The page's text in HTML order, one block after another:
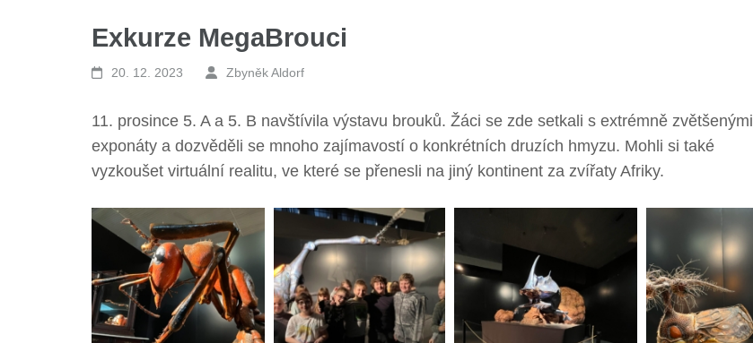
Exkurze MegaBrouci
20. 12. 2023 Zbyněk Aldorf
11. prosince 5. A a 5. B navštívila výstavu brouků. Žáci se zde setkali s extrémně zvětšenými
exponáty a dozvěděli se mnoho zajímavostí o konkrétních druzích hmyzu. Mohli si také
vyzkoušet virtuální realitu, ve které se přenesli na jiný kontinent za zvířaty Afriky.